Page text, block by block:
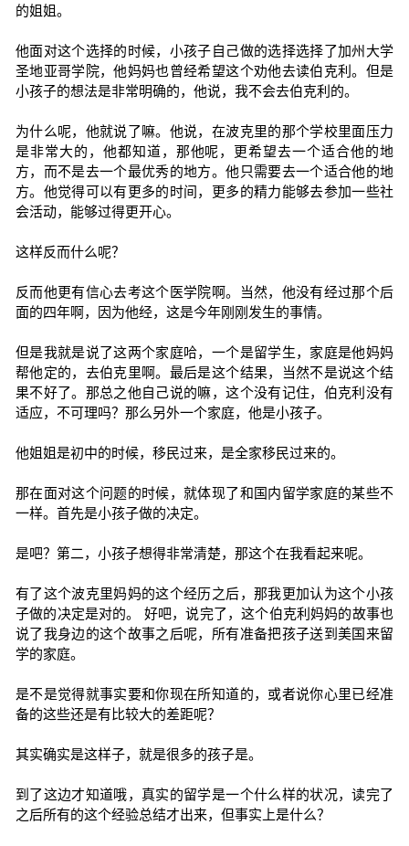
的姐姐。
他面对这个选择的时候，小孩子自己做的选择选择了加州大学
圣地亚哥学院，他妈妈也曾经希望这个劝他去读伯克利。但是
小孩子的想法是非常明确的，他说，我不会去伯克利的。
为什么呢，他就说了嘛。他说，在波克里的那个学校里面压力
是非常大的，他都知道，那他呢，更希望去一个适合他的地
方，而不是去一个最优秀的地方。他只需要去一个适合他的地
方。他觉得可以有更多的时间，更多的精力能够去参加一些社
会活动，能够过得更开心。
这样反而什么呢？
反而他更有信心去考这个医学院啊。当然，他没有经过那个后
面的四年啊，因为他经，这是今年刚刚发生的事情。
但是我就是说了这两个家庭哈，一个是留学生，家庭是他妈妈
帮他定的，去伯克里啊。最后是这个结果，当然不是说这个结
果不好了。那总之他自己说的嘛，这个没有记住，伯克利没有
适应，不可理吗？那么另外一个家庭，他是小孩子。
他姐姐是初中的时候，移民过来，是全家移民过来的。
那在面对这个问题的时候，就体现了和国内留学家庭的某些不
一样。首先是小孩子做的决定。
是吧？第二，小孩子想得非常清楚，那这个在我看起来呢。
有了这个波克里妈妈的这个经历之后，那我更加认为这个小孩
子做的决定是对的。 好吧，说完了，这个伯克利妈妈的故事也
说了我身边的这个故事之后呢，所有准备把孩子送到美国来留
学的家庭。
是不是觉得就事实要和你现在所知道的，或者说你心里已经准
备的这些还是有比较大的差距呢？
其实确实是这样子，就是很多的孩子是。
到了这边才知道哦，真实的留学是一个什么样的状况，读完了
之后所有的这个经验总结才出来，但事实上是什么？